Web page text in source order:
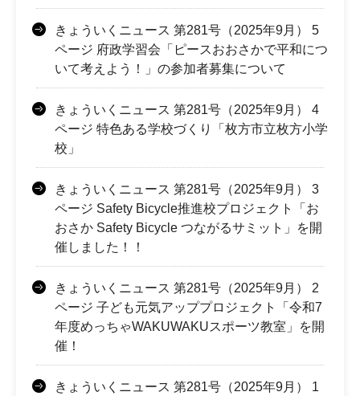
きょういくニュース 第281号（2025年9月） 5
ページ 府政学習会「ピースおおさかで平和につ
いて考えよう！」の参加者募集について
きょういくニュース 第281号（2025年9月） 4
ページ 特色ある学校づくり「枚方市立枚方小学
校」
きょういくニュース 第281号（2025年9月） 3
ページ Safety Bicycle推進校プロジェクト「お
おさか Safety Bicycle つながるサミット」を開
催しました！！
きょういくニュース 第281号（2025年9月） 2
ページ 子ども元気アッププロジェクト「令和7
年度めっちゃWAKUWAKUスポーツ教室」を開
催！
きょういくニュース 第281号（2025年9月） 1